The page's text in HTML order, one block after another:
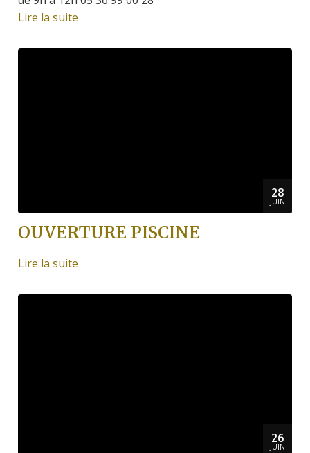
Lire la suite
28
JUIN
OUVERTURE PISCINE
Lire la suite
26
JUIN